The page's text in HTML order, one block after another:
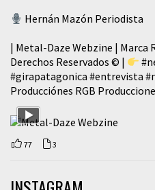
Hernán Mazón Periodista
| Metal-Daze Webzine | Marca
Derechos Reservados © |
#girapatagonica #entrevista
Producciónes RGB
77 3